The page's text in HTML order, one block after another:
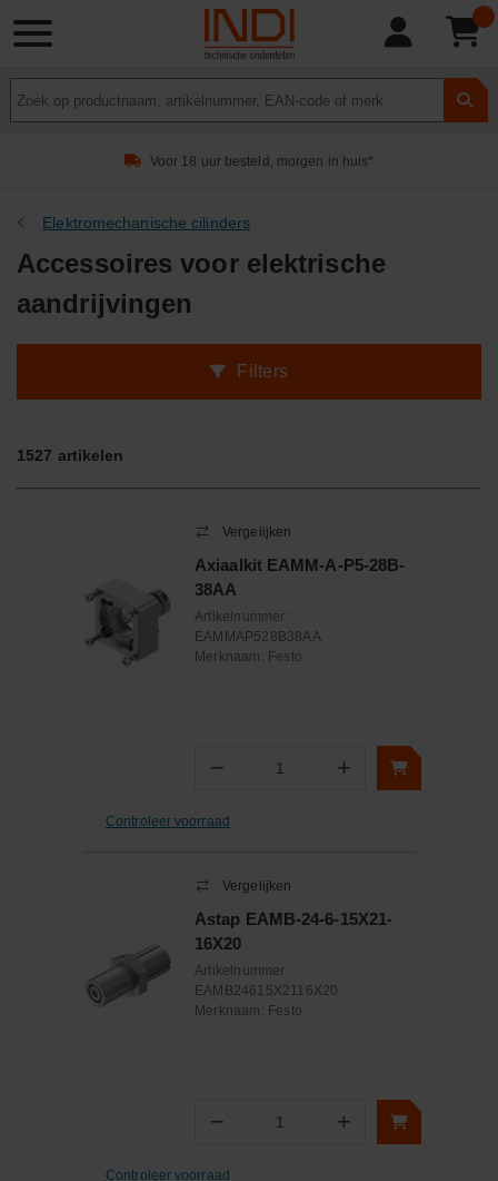
Voor 18 uur besteld, morgen in huis*
Elektromechanische cilinders
Accessoires voor elektrische
aandrijvingen
Filters
1527 artikelen
Vergelijken
Axiaalkit EAMM-A-P5-28B-
38AA
Artikelnummer:
EAMMAP528B38AA
Merknaam: Festo
− Aantal +
Controleer voorraad
Vergelijken
Astap EAMB-24-6-15X21-
16X20
Artikelnummer:
EAMB24615X2116X20
Merknaam: Festo
− Aantal +
Controleer voorraad